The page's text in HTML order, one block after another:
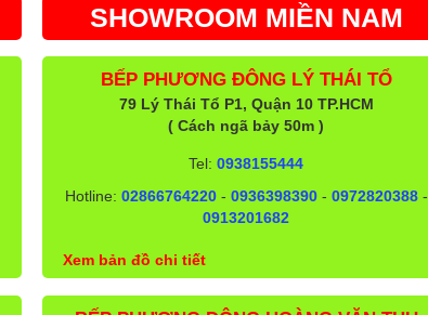
SHOWROOM MIỀN NAM
BẾP PHƯƠNG ĐÔNG LÝ THÁI TỔ
79 Lý Thái Tổ P1, Quận 10 TP.HCM
( Cách ngã bảy 50m )
Tel:0938155444
Hotline: 02866764220- 0936398390- 0972820388-
0913201682
Xem bản đồ chi tiết